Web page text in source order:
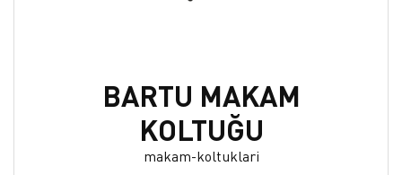
BARTU MAKAM
KOLTUĞU
makam-koltuklari